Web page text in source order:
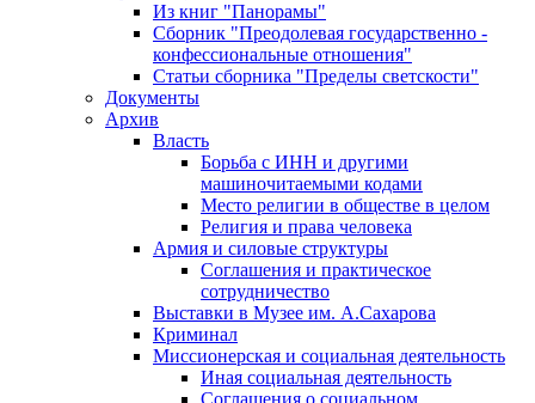
Из книг "Панорамы"
Сборник "Преодолевая государственно -
конфессиональные отношения"
Статьи сборника "Пределы светскости"
Документы
Архив
Власть
Борьба с ИНН и другими
машиночитаемыми кодами
Место религии в обществе в целом
Религия и права человека
Армия и силовые структуры
Соглашения и практическое
сотрудничество
Выставки в Музее им. А.Сахарова
Криминал
Миссионерская и социальная деятельность
Иная социальная деятельность
Соглашения о социальном